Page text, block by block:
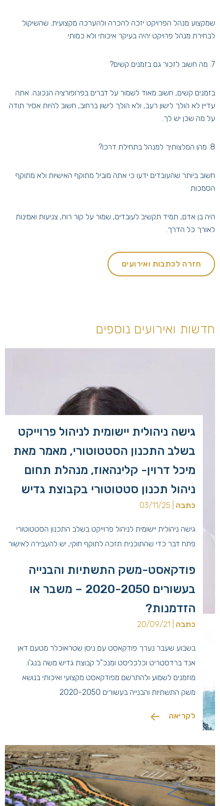
שמקצוע מנהל הפרויקט יזכה להכרה ולהערכה מקצועית. שהשיקול
לבחירת מנהל פרויקט יהיה בעיקר איכותי ולא כמותי.
7. מה חשוב לזכור גם בזמנים קשים?
בזמנים קשים, חשוב מאוד לשמור על דברים בפרופורציה הנכונה. אתה
עדיין לא הולך לישון רעב, ולא הולך לישון ברחוב, חשוב להיות אסיר תודה
על מה שכן יש לך.
8. מהן המלצותיך למנהל בתחילת דרכו?
חשוב ביותר שהעובדים ידעו כי אתה מוביל מתוקף האישיות ולא מתוקף
הסמכות
היה בן אדם, תמיד תקשיב לעובדים, שמור על קור רוח, צניעות ואמינות
לאורך כל הדרך.
חזרה לכתבות ואירועים
חדשות ואירועים נוספים
גישה ניהולית יישומית לניהול פרוייקט
בשלב התכנון הסטטוטורי, מאמר מאת
מיכל דרוין- קלינהאוז, מנהלת תחום
ניהול תכנון סטטוטורי בקבוצת גדיש
כתבה
גישה ניהולית יישומית לניהול פרוייקט בשלב התכנון הסטטוטורי
פתח דבר כדי שהתוכנית תזכה לתוקף חוקי, יש להעבירה לאישור
ומטרות, וממשיך בהכנת מסמכי תכנית המוגשים לוועדות השונות
בהתאם לחוק התכנון והבניה, תשכ"ה 1965. חוקי התכנון בארץ
פיתוח מסודר של […]
פודקאסט-משק התשתיות והבנייה
בעשורים 2020-2050 – משבר או
הזדמנות?
כתבה
בשבוע שעבר נערך פודקאסט עם ניסן שטראוכלר מטעם דאן
אנד ברדסטריט וכלכליסט ומנכ"ל קבוצת גדיש משה בנג'ו.
מוזמנים לשמוע ולהתרשם מפודקאסט מקצועי ואיכותי בנושא
משק התשתיות והבנייה בעשורים 2020-2050
לקריאה